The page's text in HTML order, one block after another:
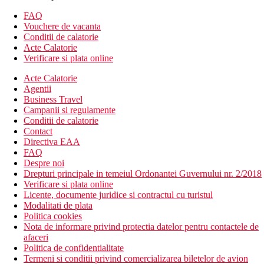
Camere
Camera dubla, lux, vedere peisaj:
par), aer conditionat, TV/Sat., seif (gratuit), telefon (contra cost),
terasa, vedere peisaj, cca.45-62 m2.
Alte tipuri de camere
facilitatile de mai sus)
Camera dubla, lux, vedere partiala la mare
Camera dubla, lux, vedere la mare
Camera dubla, Superioara: cca.75-85 m2, jacuzzi.
aproximativ 70-75 m2.
Family room, 2 dormitoare: dormitorul este separat de
camera copiilor, cazare in gradina, aprox 37-43 m2.
Divertisment
Gratuit:program de animatie de zi si de seara, petreceri
tematice, muzica live, cinema, Playstation, ateliere (instruire
barista, formare sushi, cursuri de gatit).
Contra cost:Bowling, centru de joc, degustare de vinuri.
FAQ
Vouchere de vacanta
Conditii de calatorie
Acte Calatorie
Verificare si plata online
Acte Calatorie
Agentii
Business Travel
Campanii si regulamente
Conditii de calatorie
Contact
Directiva EAA
FAQ
Despre noi
Drepturi principale in temeiul Ordonantei Guvernului nr. 2/2018
Verificare si plata online
Licente, documente juridice si contractul cu turistul
Modalitati de plata
Politica cookies
Nota de informare privind protectia datelor pentru contactele de
afaceri
Politica de confidentialitate
Termeni si conditii privind comercializarea biletelor de avion